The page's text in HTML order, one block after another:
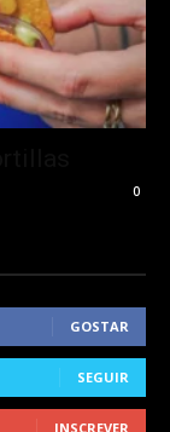
0
GOSTAR
SEGUIR
INSCREVER